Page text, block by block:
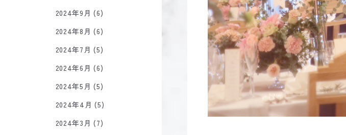
2024年9月 (6)
2024年8月 (6)
2024年7月 (5)
2024年6月 (6)
2024年5月 (5)
2024年4月 (5)
2024年3月 (7)